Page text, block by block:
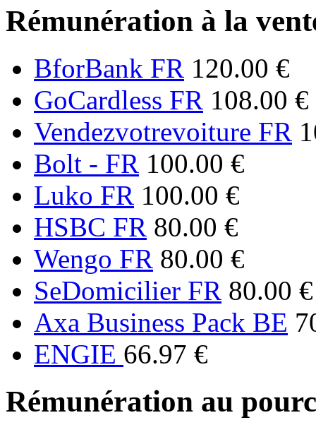
Rémunération à la
BforBank FR 120.00 €
GoCardless FR 108.00 €
Vendezvotrevoiture FR
Bolt - FR 100.00 €
Luko FR 100.00 €
HSBC FR 80.00 €
Wengo FR 80.00 €
SeDomicilier FR 80.00 €
Axa Business Pack BE
ENGIE 66.97 €
Rémunération au